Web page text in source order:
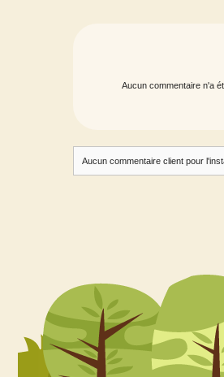
Aucun commentaire n'a
Aucun commentaire client pour